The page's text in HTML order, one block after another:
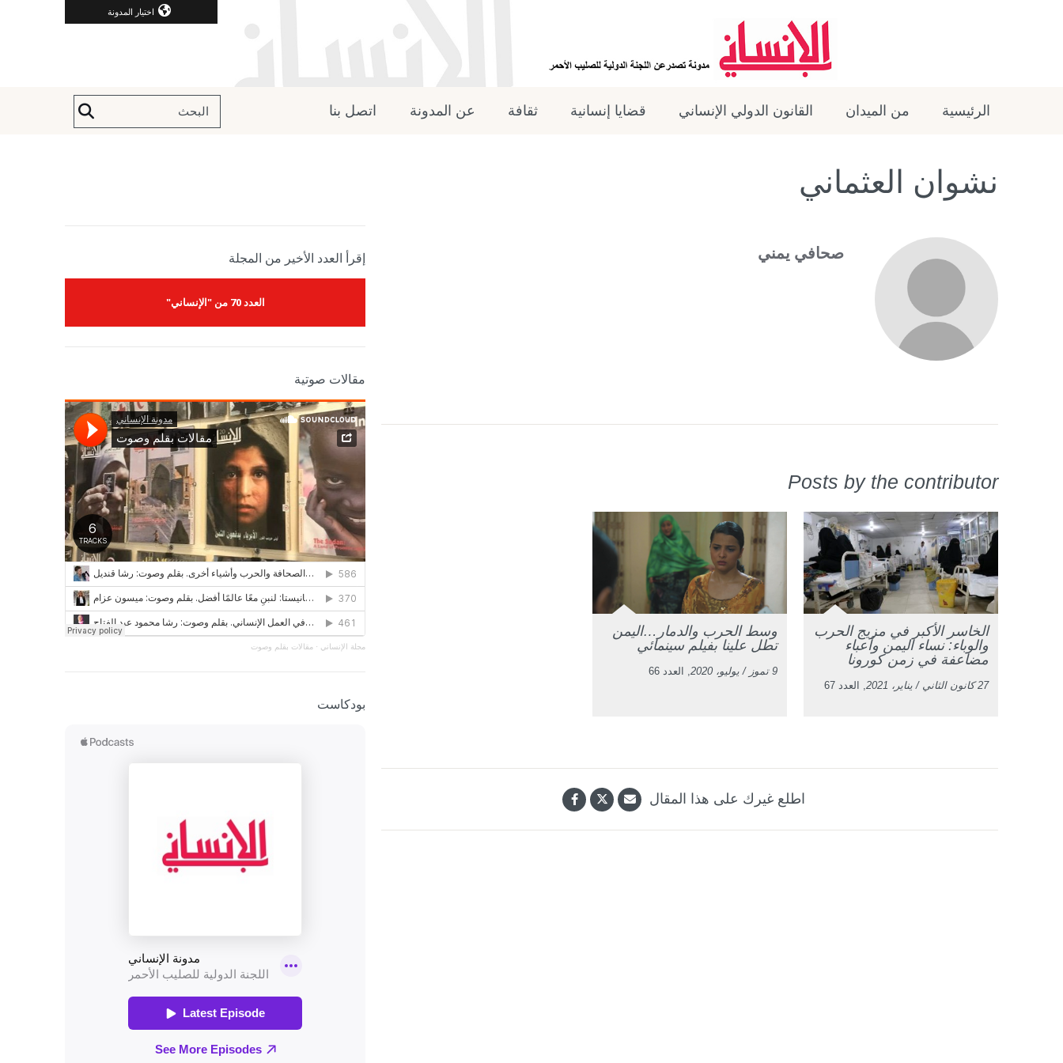
اختيار المدونة
الرئيسية من الميدان القانون الدولي الإنساني قضايا إنسانية ثقافة عن المدونة اتصل بنا
نشوان العثماني
صحافي يمني
Posts by the contributor
الخاسر الأكبر في مزيج الحرب
والوباء: نساء اليمن وأعباء
مضاعفة في زمن كورونا
27 كانون الثاني / يناير، 2021 , العدد 67
وسط الحرب والدمار…اليمن
تطل علينا بفيلم سينمائي
9 تموز / يوليو، 2020 , العدد 66
اطلع غيرك على هذا المقال
إقرأ العدد الأخير من المجلة
العدد 70 من "الإنساني"
مقالات صوتية
مجلة الإنساني · مقالات بقلم وصوت
بودكاست